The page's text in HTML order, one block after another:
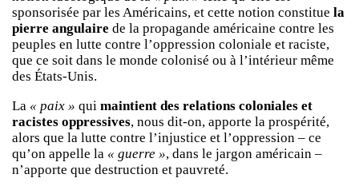
sponsorisée par les Américains, et cette notion constitue la
pierre angulaire de la propagande américaine contre les
peuples en lutte contre l’oppression coloniale et raciste,
que ce soit dans le monde colonisé ou à l’intérieur même
des États-Unis.
La « paix » qui maintient des relations coloniales et
racistes oppressives, nous dit-on, apporte la prospérité,
alors que la lutte contre l’injustice et l’oppression – ce
qu’on appelle la « guerre », dans le jargon américain –
n’apporte que destruction et pauvreté.